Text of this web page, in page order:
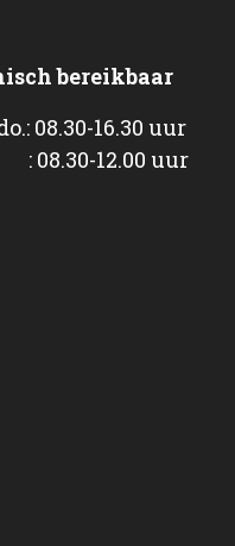
bereikbaar
08.30-16.30 uur
08.30-12.00 uur